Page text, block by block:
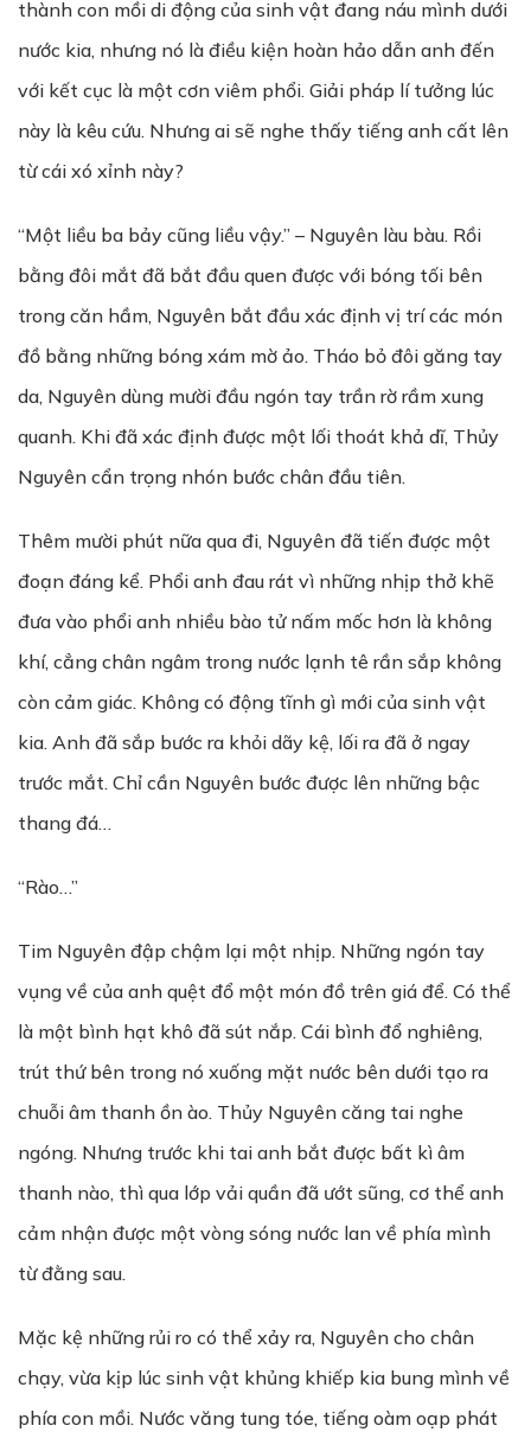
thành con mồi di động của sinh vật đang náu mình dưới
nước kia, nhưng nó là điều kiện hoàn hảo dẫn anh đến
với kết cục là một cơn viêm phổi. Giải pháp lí tưởng lúc
này là kêu cứu. Nhưng ai sẽ nghe thấy tiếng anh cất lên
từ cái xó xỉnh này?
“Một liều ba bảy cũng liều vậy.” – Nguyên làu bàu. Rồi
bằng đôi mắt đã bắt đầu quen được với bóng tối bên
trong căn hầm, Nguyên bắt đầu xác định vị trí các món
đồ bằng những bóng xám mờ ảo. Tháo bỏ đôi găng tay
da, Nguyên dùng mười đầu ngón tay trần rờ rầm xung
quanh. Khi đã xác định được một lối thoát khả dĩ, Thủy
Nguyên cẩn trọng nhón bước chân đầu tiên.
Thêm mười phút nữa qua đi, Nguyên đã tiến được một
đoạn đáng kể. Phổi anh đau rát vì những nhịp thở khẽ
đưa vào phổi anh nhiều bào tử nấm mốc hơn là không
khí, cẳng chân ngâm trong nước lạnh tê rần sắp không
còn cảm giác. Không có động tĩnh gì mới của sinh vật
kia. Anh đã sắp bước ra khỏi dãy kệ, lối ra đã ở ngay
trước mắt. Chỉ cần Nguyên bước được lên những bậc
thang đá…
“Rào…”
Tim Nguyên đập chậm lại một nhịp. Những ngón tay
vụng về của anh quệt đổ một món đồ trên giá để. Có thể
là một bình hạt khô đã sút nắp. Cái bình đổ nghiêng,
trút thứ bên trong nó xuống mặt nước bên dưới tạo ra
chuỗi âm thanh ồn ào. Thủy Nguyên căng tai nghe
ngóng. Nhưng trước khi tai anh bắt được bất kì âm
thanh nào, thì qua lớp vải quần đã ướt sũng, cơ thể anh
cảm nhận được một vòng sóng nước lan về phía mình
từ đằng sau.
Mặc kệ những rủi ro có thể xảy ra, Nguyên cho chân
chạy, vừa kịp lúc sinh vật khủng khiếp kia bung mình về
phía con mồi. Nước văng tung tóe, tiếng oàm oạp phát